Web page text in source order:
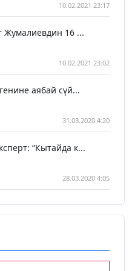
10.02.2021 23:17
Жумалиевдин 16 ...
10.02.2021 23:02
аябай сүй...
31.03.2020 4:20
“Кытайда к...
28.03.2020 4:05